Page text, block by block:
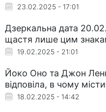
23.02.2025 - 17:01
Дзеркальна дата
щастя лише цим
19.02.2025 - 21:01
Йоко Оно та Джон
відповіла, в чому
18.02.2025 - 14:42